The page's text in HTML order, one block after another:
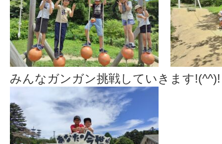
みんなガンガン挑戦していきます!(^^)!